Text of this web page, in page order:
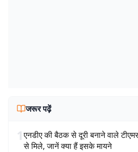
जरूर पढ़ें
1एनडीए की बैठक से दूरी बनाने वाले
से मिले, जानें क्या हैं इसके मायने